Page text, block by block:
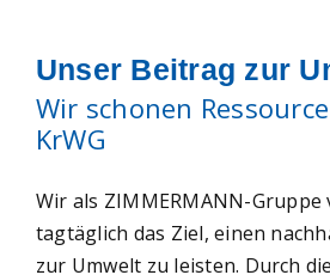
Unser Beitrag zur
Wir schonen
KrWG
Wir als ZIMMERMANN-
tagtäglich das Ziel, einen
zur Umwelt zu leisten. Durch